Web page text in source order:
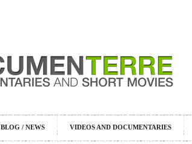
BLOG / NEWS VIDEOS AND DOCUMENTARIES